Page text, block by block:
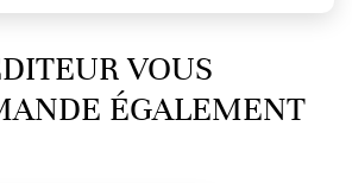
VOUS
ÉGALEMENT